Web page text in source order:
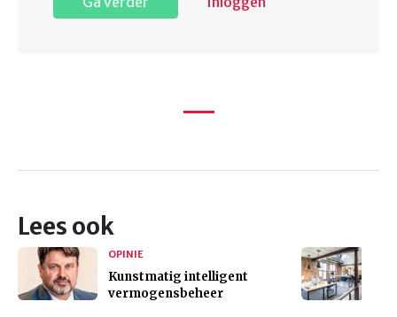
Lees ook
OPINIE
Kunstmatig intelligent
vermogensbeheer